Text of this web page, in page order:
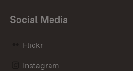
Social Media
Flickr
Instagram